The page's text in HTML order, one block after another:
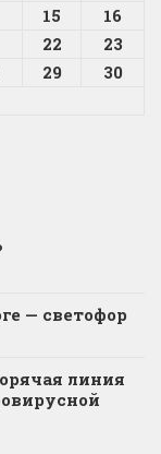
15
16
22
23
29
30
— светофор
линия